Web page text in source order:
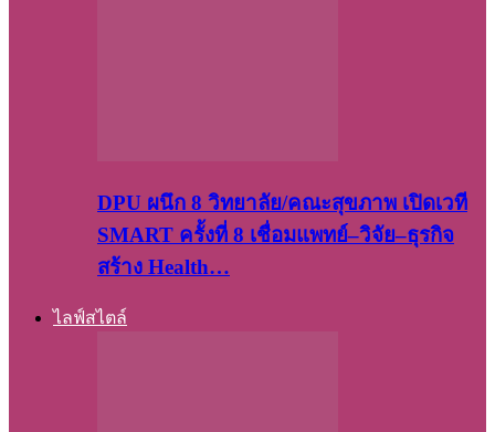
DPU ผนึก 8 วิทยาลัย/คณะสุขภาพ เปิดเวที
SMART ครั้งที่ 8 เชื่อมแพทย์–วิจัย–ธุรกิจ
สร้าง Health…
ไลฟ์สไตล์